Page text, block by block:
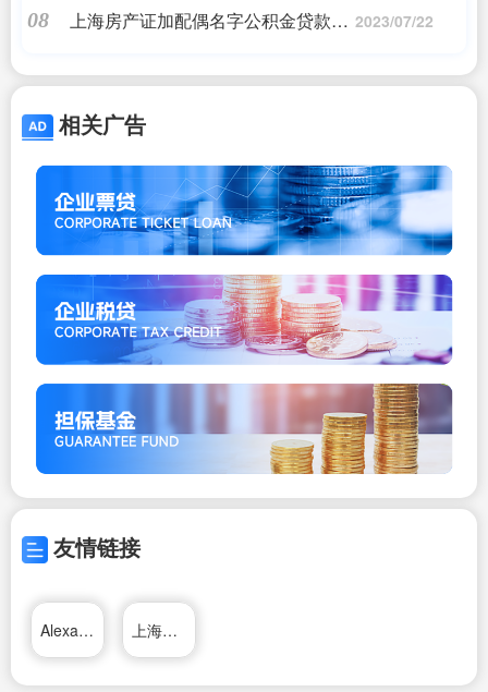
08
上海房产证加配偶名字公积金贷款
2023/07/22
相关广告
友情链接
Alexa排名 上海大众搬家物流公司